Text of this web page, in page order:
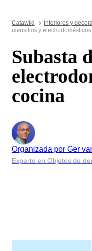
Catawiki Interiores y
utensilios y
Subasta
cocina
Organizada por Ger
Experto en Objetos de